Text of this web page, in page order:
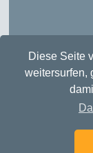
Diese Seite
weitersurfen,